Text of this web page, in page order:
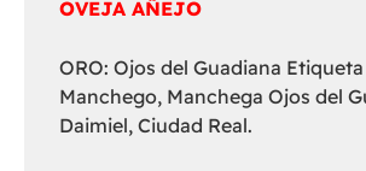
OVEJA AÑEJO
ORO: Ojos del Guadiana
Manchego, Manchega Ojos del
Daimiel, Ciudad Real.